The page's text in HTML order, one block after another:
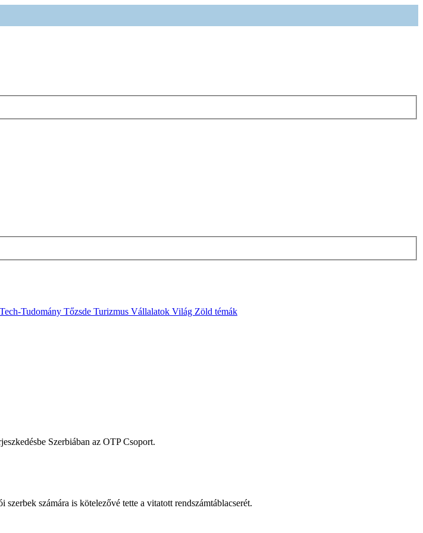
Tech-Tudomány Tőzsde Turizmus Vállalatok Világ Zöld témák
Szerbiában az OTP Csoport.
számára is kötelezővé tette a vitatott rendszámtáblacserét.